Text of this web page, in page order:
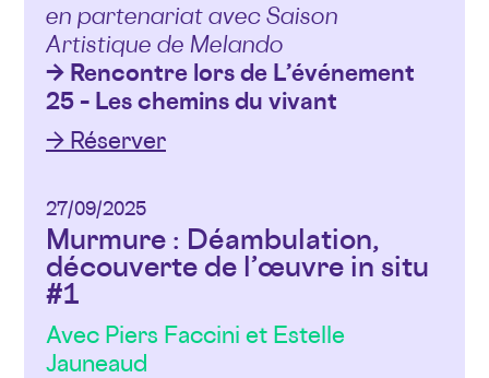
en partenariat avec Saison
Artistique de Melando
→ Rencontre lors de L’événement
25 – Les chemins du vivant
→ Réserver
27/09/2025
Murmure : Déambulation,
découverte de l’œuvre in situ
#1
Avec Piers Faccini et Estelle
Jauneaud